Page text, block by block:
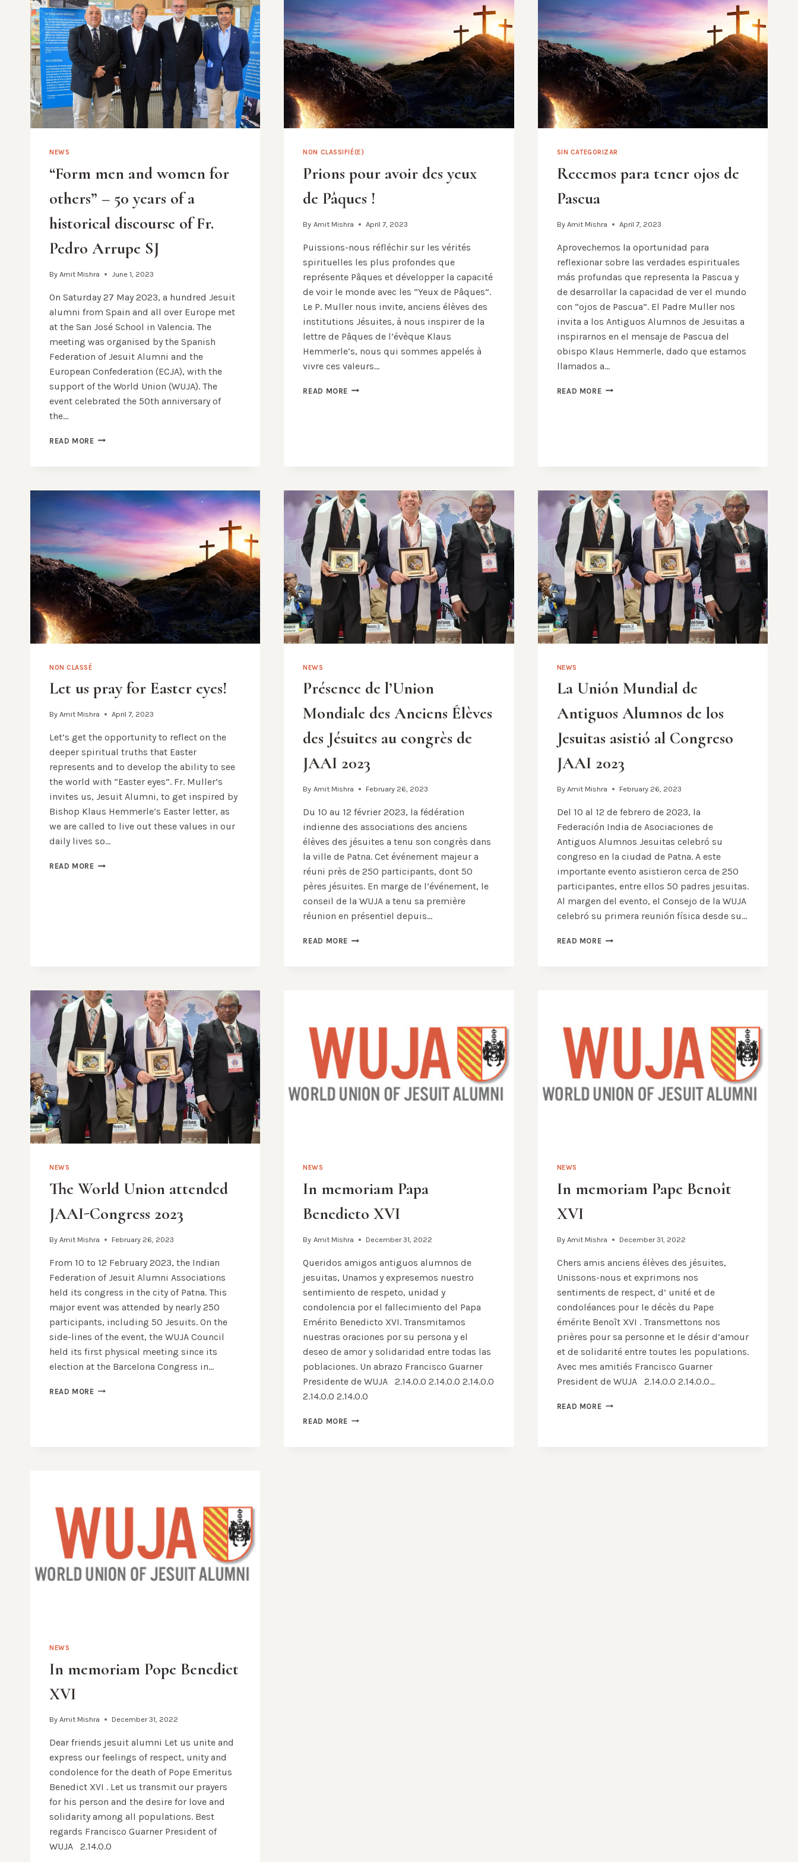
NEWS
“Form men and women for
others” – 50 years of a
historical discourse of Fr.
Pedro Arrupe SJ
By Amit Mishra June 1, 2023
On Saturday 27 May 2023, a hundred Jesuit
alumni from Spain and all over Europe met
at the San José School in Valencia. The
meeting was organised by the Spanish
Federation of Jesuit Alumni and the
European Confederation (ECJA), with the
support of the World Union (WUJA). The
event celebrated the 50th anniversary of
the…
READ MORE“FORM
OTHERS”
50
YEARS
OF
A
HISTORICAL
DISCOURSE
OF
FR.
PEDRO
ARRUPE
SJ
NON CLASSIFIÉ(E)
Prions pour avoir des yeux
de Pâques !
By Amit Mishra April 7, 2023
Puissions-nous réfléchir sur les vérités
spirituelles les plus profondes que
représente Pâques et développer la capacité
de voir le monde avec les “Yeux de Pâques”.
Le P. Muller nous invite, anciens élèves des
institutions Jésuites, à nous inspirer de la
lettre de Pâques de l’évèque Klaus
Hemmerle’s, nous qui sommes appelés à
vivre ces valeurs…
READ MORE PRIONS
SIN CATEGORIZAR
Recemos para tener ojos de
Pascua
By Amit Mishra April 7, 2023
Aprovechemos la oportunidad para
reflexionar sobre las verdades espirituales
más profundas que representa la Pascua y
de desarrollar la capacidad de ver el mundo
con “ojos de Pascua”. El Padre Muller nos
invita a los Antiguos Alumnos de Jesuitas a
inspirarnos en el mensaje de Pascua del
obispo Klaus Hemmerle, dado que estamos
llamados a…
READ MORERECEMOS
NON CLASSÉ
Let us pray for Easter eyes!
By Amit Mishra April 7, 2023
Let’s get the opportunity to reflect on the
deeper spiritual truths that Easter
represents and to develop the ability to see
the world with “Easter eyes”. Fr. Muller’s
invites us, Jesuit Alumni, to get inspired by
Bishop Klaus Hemmerle’s Easter letter, as
we are called to live out these values in our
daily lives so…
READ MORELET
NEWS
Présence de l’Union
Mondiale des Anciens Élèves
des Jésuites au congrès de
JAAI 2023
By Amit Mishra February 26, 2023
Du 10 au 12 février 2023, la fédération
indienne des associations des anciens
élèves des jésuites a tenu son congrès dans
la ville de Patna. Cet événement majeur a
réuni près de 250 participants, dont 50
pères jésuites. En marge de l’événement, le
conseil de la WUJA a tenu sa première
réunion en présentiel depuis…
READ MORE PRÉSENCE
JÉSUITES
AU
CONGRÈS
DE
2023
NEWS
La Unión Mundial de
Antiguos Alumnos de los
Jesuitas asistió al Congreso
JAAI 2023
By Amit Mishra February 26, 2023
Del 10 al 12 de febrero de 2023, la
Federación India de Asociaciones de
Antiguos Alumnos Jesuitas celebró su
congreso en la ciudad de Patna. A este
importante evento asistieron cerca de 250
participantes, entre ellos 50 padres jesuitas.
Al margen del evento, el Consejo de la WUJA
celebró su primera reunión física desde su…
READ MORELA
JESUITAS
ASISTIÓ
AL
CONGRESO
2023
NEWS
The World Union attended
JAAI-Congress 2023
By Amit Mishra February 26, 2023
From 10 to 12 February 2023, the Indian
Federation of Jesuit Alumni Associations
held its congress in the city of Patna. This
major event was attended by nearly 250
participants, including 50 Jesuits. On the
side-lines of the event, the WUJA Council
held its first physical meeting since its
election at the Barcelona Congress in…
READ MORETHE
NEWS
In memoriam Papa
Benedicto XVI
By Amit Mishra December 31, 2022
Queridos amigos antiguos alumnos de
jesuitas, Unamos y expresemos nuestro
sentimiento de respeto, unidad y
condolencia por el fallecimiento del Papa
Emérito Benedicto XVI. Transmitamos
nuestras oraciones por su persona y el
deseo de amor y solidaridad entre todas las
poblaciones. Un abrazo Francisco Guarner
Presidente de WUJA 2.14.0.0 2.14.0.0 2.14.0.0
2.14.0.0 2.14.0.0
READ MORE
NEWS
In memoriam Pape Benoît
XVI
By Amit Mishra December 31, 2022
Chers amis anciens élèves des jésuites,
Unissons-nous et exprimons nos
sentiments de respect, d’ unité et de
condoléances pour le décès du Pape
émérite Benoît XVI . Transmettons nos
prières pour sa personne et le désir d’amour
et de solidarité entre toutes les populations.
Avec mes amitiés Francisco Guarner
President de WUJA 2.14.0.0 2.14.0.0…
READ MOREIN
NEWS
In memoriam Pope Benedict
XVI
By Amit Mishra December 31, 2022
Dear friends jesuit alumni Let us unite and
express our feelings of respect, unity and
condolence for the death of Pope Emeritus
Benedict XVI . Let us transmit our prayers
for his person and the desire for love and
solidarity among all populations. Best
regards Francisco Guarner President of
WUJA 2.14.0.0